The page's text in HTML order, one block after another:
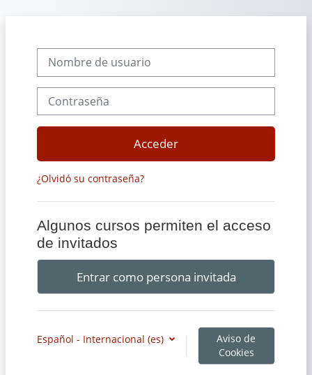
Nombre de usuario
Acceder
¿Olvidó su contraseña?
Algunos cursos permiten el acceso
de invitados
Entrar como persona invitada
Español - Internacional ‎(es)‎
Aviso de
Cookies